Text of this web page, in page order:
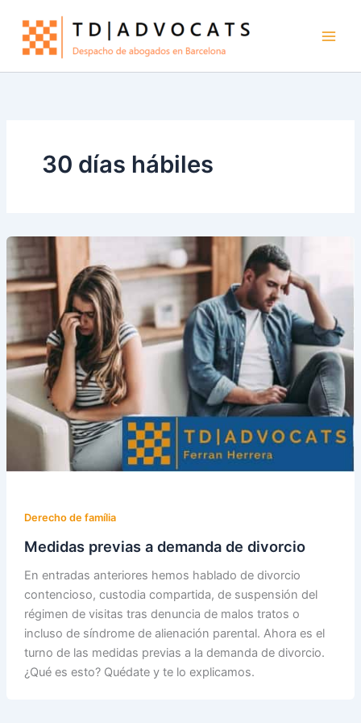
contenido
30 días hábiles
Derecho de família
Medidas previas a demanda de divorcio
En entradas anteriores hemos hablado de divorcio
contencioso, custodia compartida, de suspensión del
régimen de visitas tras denuncia de malos tratos o
incluso de síndrome de alienación parental. Ahora es el
turno de las medidas previas a la demanda de divorcio.
¿Qué es esto? Quédate y te lo explicamos.